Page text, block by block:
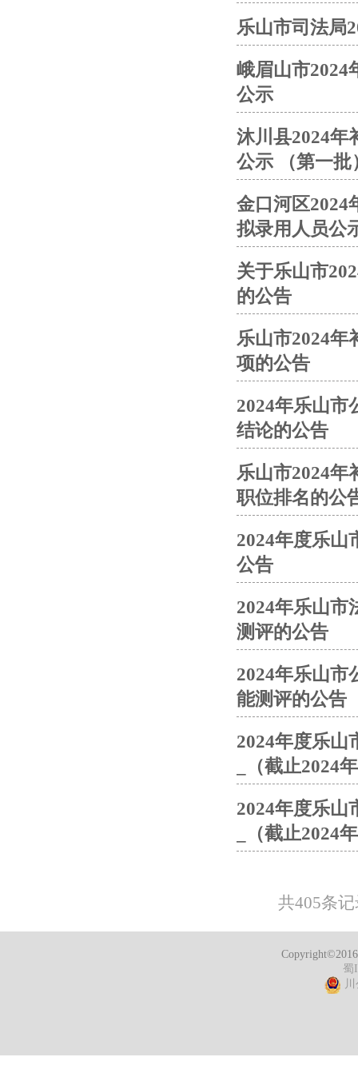
乐山市司法局
峨眉山市2024
公示
沐川县2024年
公示 （第一批
金口河区2024
拟录用人员公
关于乐山市
的公告
乐山市2024年
项的公告
2024年乐山市
结论的公告
乐山市2024年
职位排名的公
2024年度乐山
公告
2024年乐山市
测评的公告
2024年乐山市
能测评的公告
2024年度乐山
_（截止2024
2024年度乐山
_（截止2024
共405条
蜀